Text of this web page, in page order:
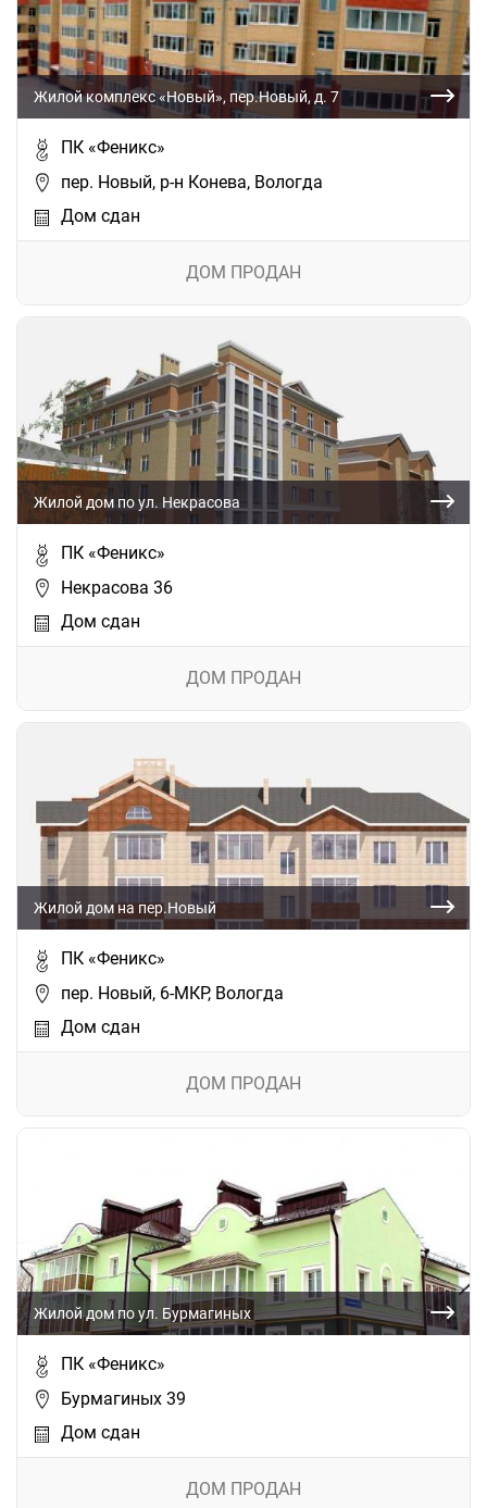
Жилой комплекс «Новый», пер.Новый, д. 7
ПК «Феникс»
пер. Новый, р-н Конева, Вологда
Дом сдан
ДОМ ПРОДАН
Жилой дом по ул. Некрасова
ПК «Феникс»
Некрасова 36
Дом сдан
ДОМ ПРОДАН
Жилой дом на пер.Новый
ПК «Феникс»
пер. Новый, 6-МКР, Вологда
Дом сдан
ДОМ ПРОДАН
Жилой дом по ул. Бурмагиных
ПК «Феникс»
Бурмагиных 39
Дом сдан
ДОМ ПРОДАН